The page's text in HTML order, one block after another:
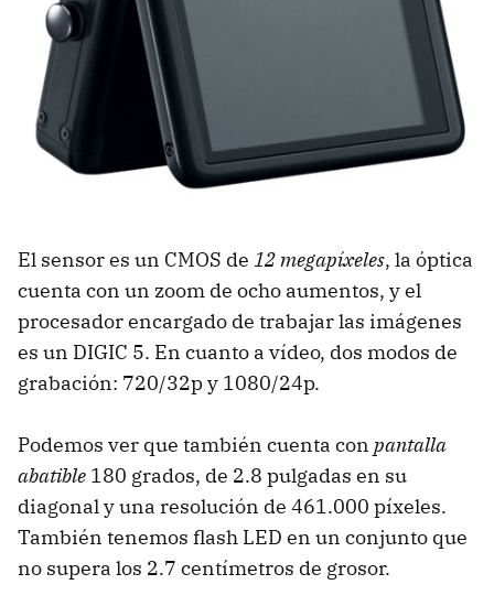
El sensor es un CMOS de 12 megapíxeles, la óptica
cuenta con un zoom de ocho aumentos, y el
procesador encargado de trabajar las imágenes
es un DIGIC 5. En cuanto a vídeo, dos modos de
grabación: 720/32p y 1080/24p.
Podemos ver que también cuenta con pantalla
abatible 180 grados, de 2.8 pulgadas en su
diagonal y una resolución de 461.000 píxeles.
También tenemos flash LED en un conjunto que
no supera los 2.7 centímetros de grosor.